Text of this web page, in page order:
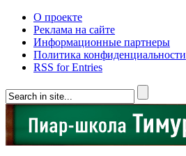
О проекте
Реклама на сайте
Информационные партнеры
Политика конфиденциальности
RSS for Entries